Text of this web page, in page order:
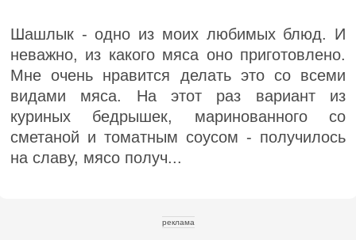
Шашлык - одно из моих любимых блюд. И
неважно, из какого мяса оно приготовлено.
Мне очень нравится делать это со всеми
видами мяса. На этот раз вариант из
куриных бедрышек, маринованного со
сметаной и томатным соусом - получилось
на славу, мясо получ...
реклама